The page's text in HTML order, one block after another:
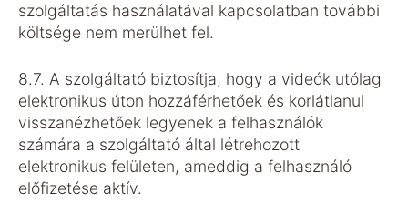
szolgáltatás használatával kapcsolatban további
költsége nem merülhet fel.
8.7. A szolgáltató biztosítja, hogy a videók utólag
elektronikus úton hozzáférhetőek és korlátlanul
visszanézhetőek legyenek a felhasználók
számára a szolgáltató által létrehozott
elektronikus felületen, ameddig a felhasználó
előfizetése aktív.